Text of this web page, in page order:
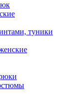
туники